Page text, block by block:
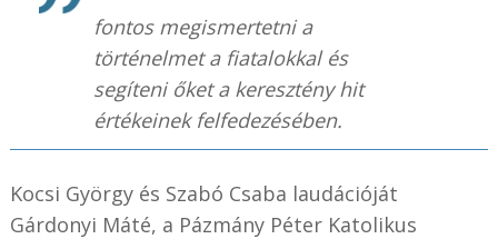
fontos megismertetni a
történelmet a fiatalokkal és
segíteni őket a keresztény hit
értékeinek felfedezésében.
Kocsi György és Szabó Csaba laudációját
Gárdonyi Máté, a Pázmány Péter Katolikus